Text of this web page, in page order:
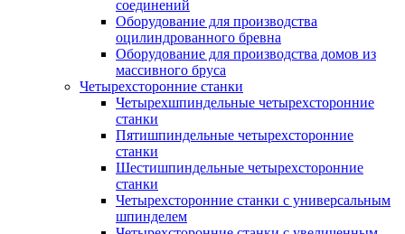
соединений
Оборудование для производства
оцилиндрованного бревна
Оборудование для производства домов из
массивного бруса
Четырехсторонние станки
Четырехшпиндельные четырехсторонние
станки
Пятишпиндельные четырехсторонние
станки
Шестишпиндельные четырехсторонние
станки
Четырехсторонние станки с универсальным
шпинделем